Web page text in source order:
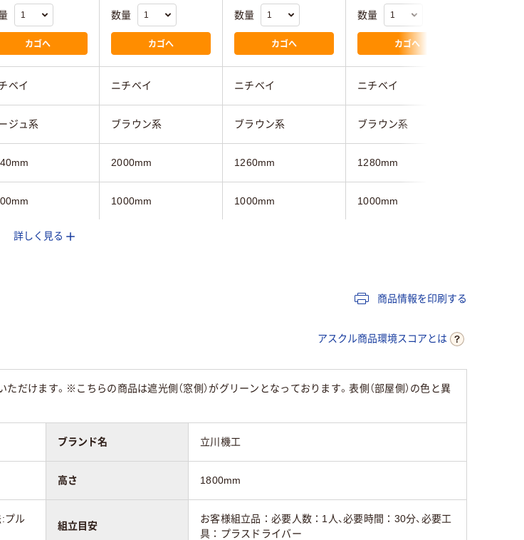
カゴへ
数量
カゴへ
数量
カゴへ
数量
カゴへ
ベイ ニチベイ ニチベイ ニチベイ
ジュ系 ブラウン系 ブラウン系 ブラウン系
2000mm 1260mm 1280mm
1000mm 1000mm 1000mm
詳しく見る
商品情報を印刷する
アスクル商品環境スコアとは
だけます。※こちらの商品は遮光側（窓側）がグリーンとなっております。表側（部屋側）の色と異
ブランド名 立川機工
高さ 1800mm
:プル
組立目安
お客様組立品：必要人数：1人、必要時間：30分、必要工
具：プラスドライバー